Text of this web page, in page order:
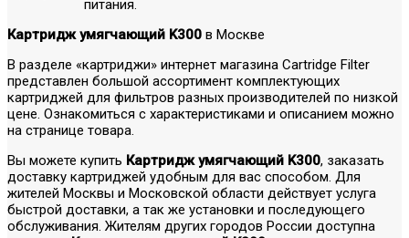
питания.
Картридж умягчающий K300 в Москве
В разделе «картриджи» интернет магазина Cartridge Filter
представлен большой ассортимент комплектующих
картриджей для фильтров разных производителей по низкой
цене. Ознакомиться с характеристиками и описанием можно
на странице товара.
Вы можете купить Картридж умягчающий K300, заказать
доставку картриджей удобным для вас способом. Для
жителей Москвы и Московской области действует услуга
быстрой доставки, а так же установки и последующего
обслуживания. Жителям других городов России доступна